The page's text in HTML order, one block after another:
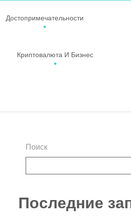
Достопримечательности
Криптовалюта И Бизнес
Поиск
Последние